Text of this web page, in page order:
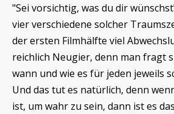
"Sei vorsichtig, was du dir
vier verschiedene solcher
der ersten Filmhälfte viel
reichlich Neugier, denn man fragt
wann und wie es für jeden jeweils
Und das tut es natürlich, denn
ist, um wahr zu sein, dann ist es